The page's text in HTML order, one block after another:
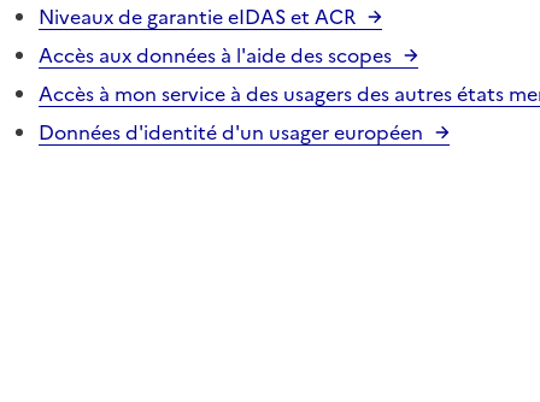
Niveaux de garantie eIDAS et ACR
Accès aux données à l'aide des scopes
Accès à mon service à des usagers des autres états
Données d'identité d'un usager européen